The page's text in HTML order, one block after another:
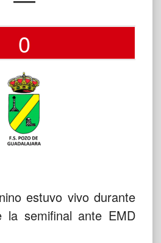
0
estuvo vivo durante
la semifinal ante EMD